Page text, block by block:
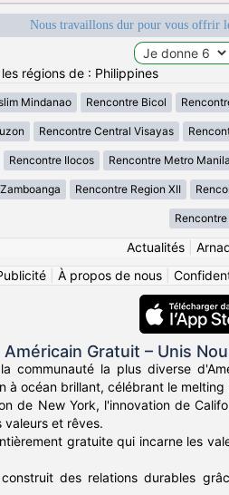
Nous travaillons dur pour vous offrir
régions de : Philippines
Mindanao Rencontre Bicol
Rencontre Central Visayas
Rencontre Ilocos Rencontre Metro Manila
Rencontre Region XII
Actualités|
| À propos de nous|
Gratuit – Unis
communauté la plus diverse
à océan brillant, célébrant le
de New York, l'innovation de
et rêves.
gratuite qui incarne les
construit des relations durables